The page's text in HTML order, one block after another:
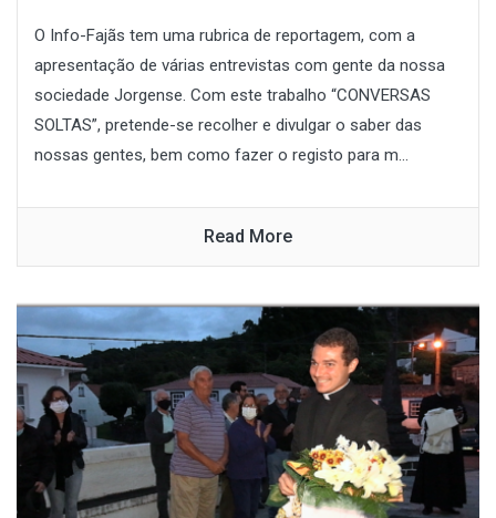
O Info-Fajãs tem uma rubrica de reportagem, com a
apresentação de várias entrevistas com gente da nossa
sociedade Jorgense. Com este trabalho “CONVERSAS
SOLTAS”, pretende-se recolher e divulgar o saber das
nossas gentes, bem como fazer o registo para m...
Read More